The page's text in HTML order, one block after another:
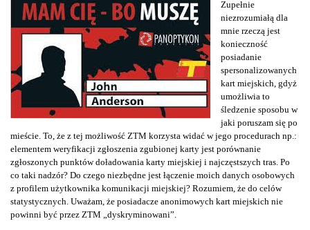
Zupełnie
niezrozumiałą dla
mnie rzeczą jest
konieczność
posiadanie
spersonalizowanych
kart miejskich, gdyż
umożliwia to
śledzenie sposobu w
jaki poruszam się po
mieście. To, że z tej możliwość ZTM korzysta widać w jego procedurach np.:
elementem weryfikacji zgłoszenia zgubionej karty jest porównanie
zgłoszonych punktów doładowania karty miejskiej i najczęstszych tras. Po
co taki nadzór? Do czego niezbędne jest łączenie moich danych osobowych
z profilem użytkownika komunikacji miejskiej? Rozumiem, że do celów
statystycznych. Uważam, że posiadacze anonimowych kart miejskich nie
powinni być przez ZTM „dyskryminowani”.